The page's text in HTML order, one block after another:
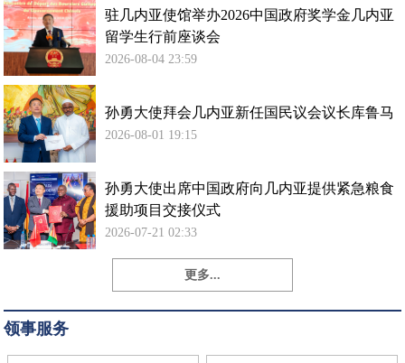
驻几内亚使馆举办2026中国政府奖学金几内亚
留学生行前座谈会
2026-08-04 23:59
孙勇大使拜会几内亚新任国民议会议长库鲁马
2026-08-01 19:15
孙勇大使出席中国政府向几内亚提供紧急粮食
援助项目交接仪式
2026-07-21 02:33
更多...
领事服务